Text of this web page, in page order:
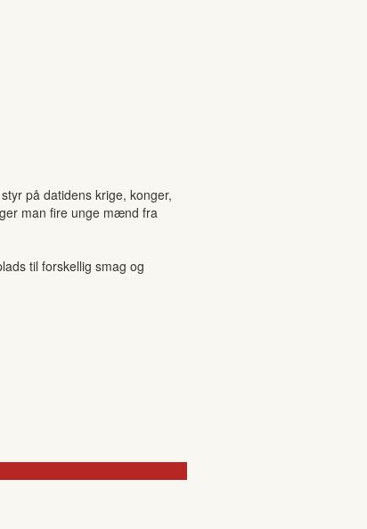
på datidens krige, konger,
man fire unge mænd fra
til forskellig smag og